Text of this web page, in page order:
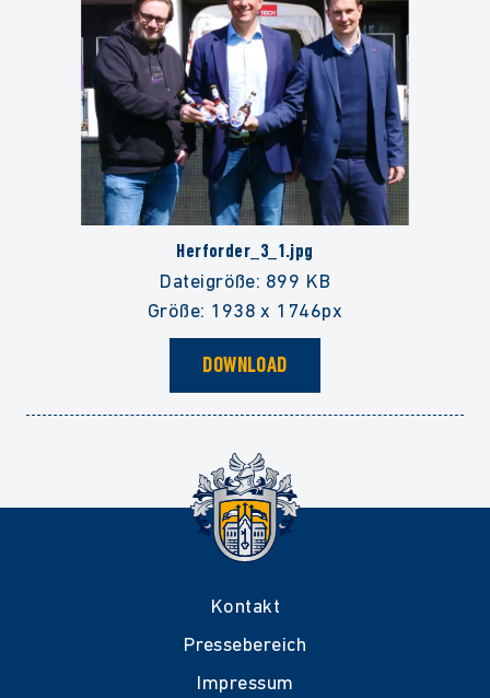
Herforder_3_1.jpg
Dateigröße: 899 KB
Größe: 1938 x 1746px
DOWNLOAD
Kontakt
Pressebereich
Impressum